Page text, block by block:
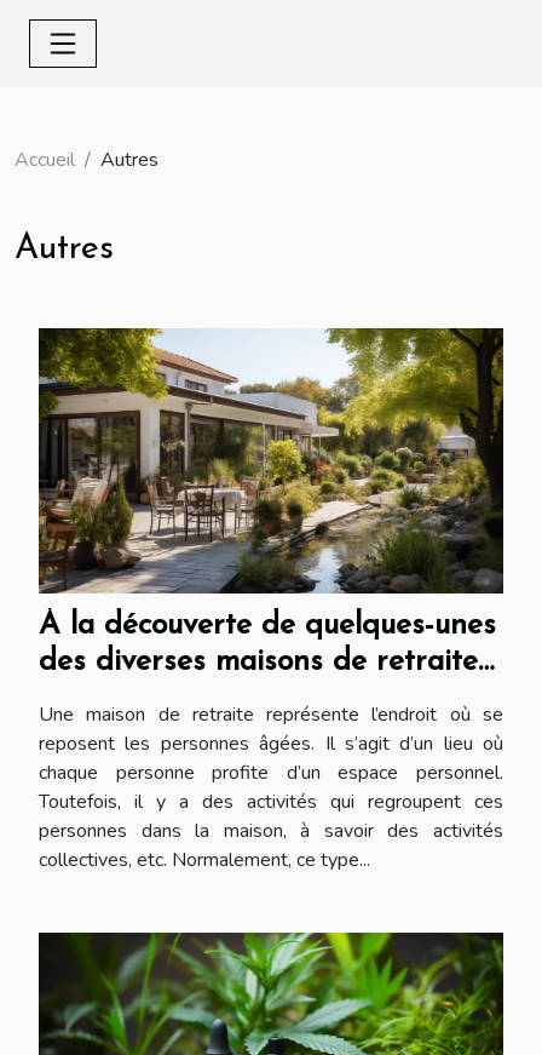
Accueil Autres
Autres
À la découverte de quelques-unes
des diverses maisons de retraite
Une maison de retraite représente l’endroit où se
reposent les personnes âgées. Il s’agit d’un lieu où
chaque personne profite d’un espace personnel.
Toutefois, il y a des activités qui regroupent ces
personnes dans la maison, à savoir des activités
collectives, etc. Normalement, ce type...